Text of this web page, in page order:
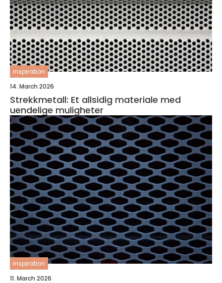
inspiration
14. March 2026
Strekkmetall: Et allsidig materiale med
uendelige muligheter
inspiration
11. March 2026